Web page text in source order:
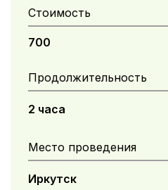
Стоимость
700
Продолжительность
2 часа
Место проведения
Иркутск